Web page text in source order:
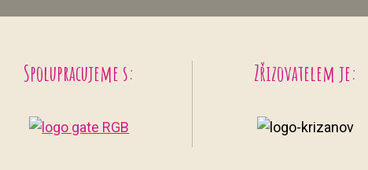
Spolupracujeme s: Zřizovatelem je: